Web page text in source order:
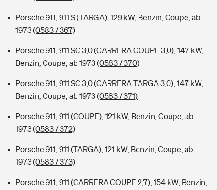
Porsche 911, 911 S (TARGA), 129 kW, Benzin, Coupe, ab
1973(0583 / 367)
Porsche 911, 911 SC 3,0 (CARRERA COUPE 3,0), 147 kW,
Benzin, Coupe, ab 1973(0583 / 370)
Porsche 911, 911 SC 3,0 (CARRERA TARGA 3,0), 147 kW,
Benzin, Coupe, ab 1973(0583 / 371)
Porsche 911, 911 (COUPE), 121 kW, Benzin, Coupe, ab
1973(0583 / 372)
Porsche 911, 911 (TARGA), 121 kW, Benzin, Coupe, ab
1973(0583 / 373)
Porsche 911, 911 (CARRERA COUPE 2,7), 154 kW, Benzin,